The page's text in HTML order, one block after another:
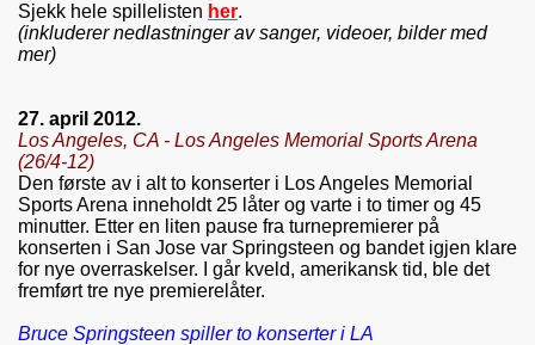
Sjekk hele spillelisten her.
(inkluderer nedlastninger av sanger, videoer, bilder med
mer)
27. april 2012.
Los Angeles, CA - Los Angeles Memorial Sports Arena
(26/4-12)
Den første av i alt to konserter i Los Angeles Memorial
Sports Arena inneholdt 25 låter og varte i to timer og 45
minutter. Etter en liten pause fra turnepremierer på
konserten i San Jose var Springsteen og bandet igjen klare
for nye overraskelser. I går kveld, amerikansk tid, ble det
fremført tre nye premierelåter.
Bruce Springsteen spiller to konserter i LA